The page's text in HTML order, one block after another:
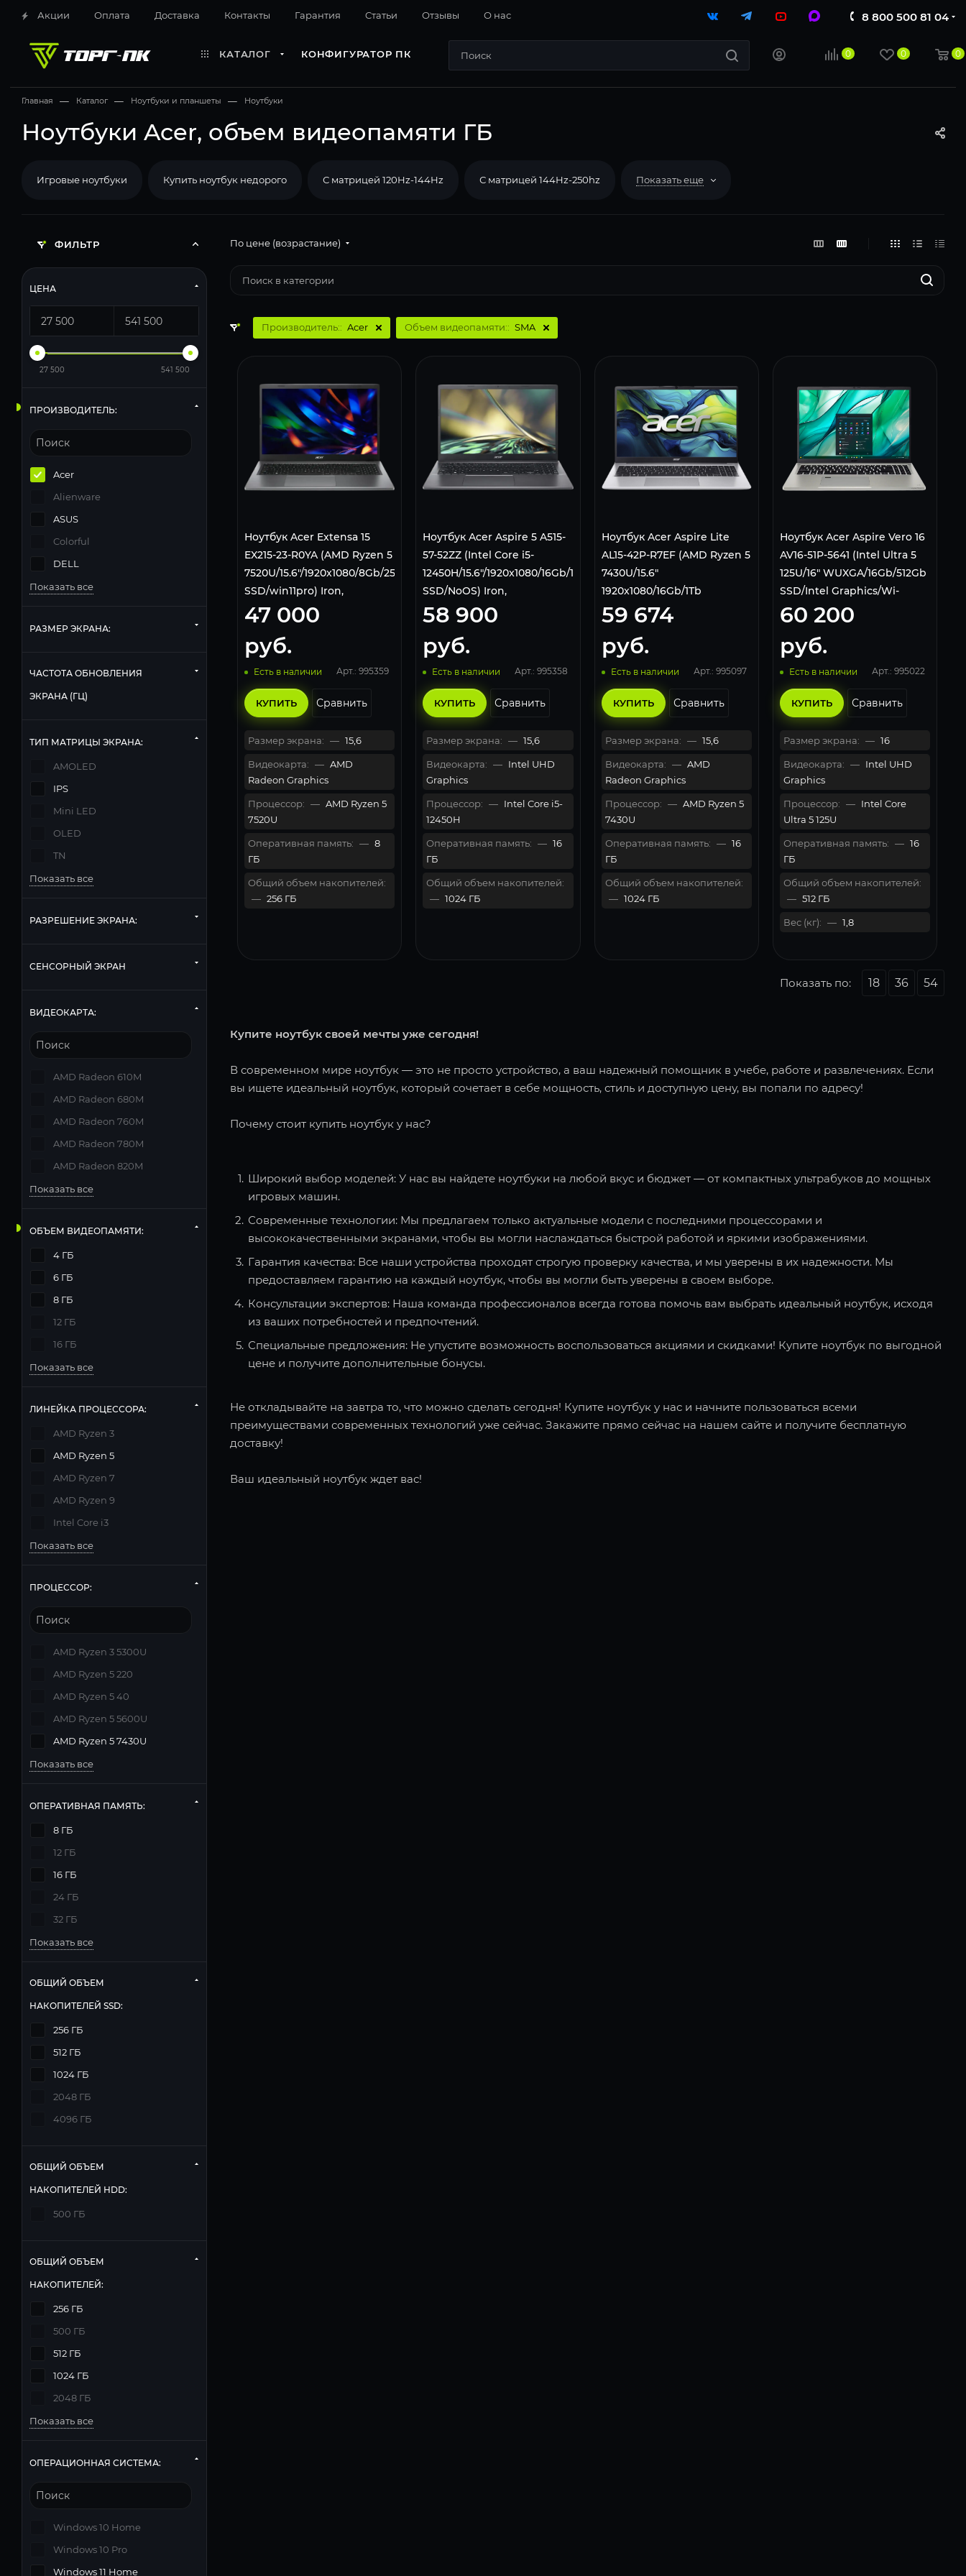
Акции Оплата Доставка Контакты Гарантия Cтатьи Отзывы О нас 8 800 500 81 04
КАТАЛОГ КОНФИГУРАТОР ПК 0 0 0
Главная — Каталог — Ноутбуки и планшеты — Ноутбуки
Ноутбуки Acer, объем видеопамяти ГБ
Игровые ноутбуки Купить ноутбук недорого С матрицей 120Hz-144Hz С матрицей 144Hz-250hz Показать еще
По цене (возрастание)
Производитель:: Acer Объем видеопамяти:: SMA
Ноутбук Acer Extensa 15
EX215-23-R0YA (AMD Ryzen 5
7520U/15.6"/1920x1080/8Gb/256Gb
SSD/win11pro) Iron,
NX.EH3CD.003
47 000
руб.
Есть в наличии Арт.: 995359
КУПИТЬ Сравнить
Размер экрана: — 15,6
Видеокарта: — AMD
Radeon Graphics
Процессор: — AMD Ryzen 5
7520U
Оперативная память: — 8
ГБ
Общий объем накопителей:
— 256 ГБ
Ноутбук Acer Aspire 5 A515-
57-52ZZ (Intel Core i5-
12450H/15.6"/1920x1080/16Gb/1Tb
SSD/NoOS) Iron,
NX.KN3CD.003
58 900
руб.
Есть в наличии Арт.: 995358
КУПИТЬ Сравнить
Размер экрана: — 15,6
Видеокарта: — Intel UHD
Graphics
Процессор: — Intel Core i5-
12450H
Оперативная память: — 16
ГБ
Общий объем накопителей:
— 1024 ГБ
Ноутбук Acer Aspire Lite
AL15-42P-R7EF (AMD Ryzen 5
7430U/15.6"
1920x1080/16Gb/1Tb
SSD/AMD Radeon
Graphics/Win 11 Pro) Silver
59 674
руб.
Есть в наличии Арт.: 995097
КУПИТЬ Сравнить
Размер экрана: — 15,6
Видеокарта: — AMD
Radeon Graphics
Процессор: — AMD Ryzen 5
7430U
Оперативная память: — 16
ГБ
Общий объем накопителей:
— 1024 ГБ
Ноутбук Acer Aspire Vero 16
AV16-51P-5641 (Intel Ultra 5
125U/16" WUXGA/16Gb/512Gb
SSD/Intel Graphics/Wi-
Fi/Bluetooth/Win 11 Home)
Gray
60 200
руб.
Есть в наличии Арт.: 995022
КУПИТЬ Сравнить
Размер экрана: — 16
Видеокарта: — Intel UHD
Graphics
Процессор: — Intel Core
Ultra 5 125U
Оперативная память: — 16
ГБ
Общий объем накопителей:
— 512 ГБ
Вес (кг): — 1,8
Показать по: 18 36 54
Купите ноутбук своей мечты уже сегодня!
В современном мире ноутбук — это не просто устройство, а ваш надежный помощник в учебе, работе и развлечениях. Если
вы ищете идеальный ноутбук, который сочетает в себе мощность, стиль и доступную цену, вы попали по адресу!
Почему стоит купить ноутбук у нас?
Широкий выбор моделей: У нас вы найдете ноутбуки на любой вкус и бюджет — от компактных ультрабуков до мощных
игровых машин.
Современные технологии: Мы предлагаем только актуальные модели с последними процессорами и
высококачественными экранами, чтобы вы могли наслаждаться быстрой работой и яркими изображениями.
Гарантия качества: Все наши устройства проходят строгую проверку качества, и мы уверены в их надежности. Мы
предоставляем гарантию на каждый ноутбук, чтобы вы могли быть уверены в своем выборе.
Консультации экспертов: Наша команда профессионалов всегда готова помочь вам выбрать идеальный ноутбук, исходя
из ваших потребностей и предпочтений.
Специальные предложения: Не упустите возможность воспользоваться акциями и скидками! Купите ноутбук по выгодной
цене и получите дополнительные бонусы.
Не откладывайте на завтра то, что можно сделать сегодня! Купите ноутбук у нас и начните пользоваться всеми
преимуществами современных технологий уже сейчас. Закажите прямо сейчас на нашем сайте и получите бесплатную
доставку!
Ваш идеальный ноутбук ждет вас!
ФИЛЬТР
ЦЕНА
27 500 541 500
ПРОИЗВОДИТЕЛЬ:
Acer
Alienware
ASUS
Colorful
DELL
Показать все
РАЗМЕР ЭКРАНА:
ЧАСТОТА ОБНОВЛЕНИЯ
ЭКРАНА (ГЦ)
ТИП МАТРИЦЫ ЭКРАНА:
AMOLED
IPS
Mini LED
OLED
TN
Показать все
РАЗРЕШЕНИЕ ЭКРАНА:
СЕНСОРНЫЙ ЭКРАН
ВИДЕОКАРТА:
AMD Radeon 610M
AMD Radeon 680M
AMD Radeon 760M
AMD Radeon 780M
AMD Radeon 820M
Показать все
ОБЪЕМ ВИДЕОПАМЯТИ:
4 ГБ
6 ГБ
8 ГБ
12 ГБ
16 ГБ
Показать все
ЛИНЕЙКА ПРОЦЕССОРА:
AMD Ryzen 3
AMD Ryzen 5
AMD Ryzen 7
AMD Ryzen 9
Intel Core i3
Показать все
ПРОЦЕССОР:
AMD Ryzen 3 5300U
AMD Ryzen 5 220
AMD Ryzen 5 40
AMD Ryzen 5 5600U
AMD Ryzen 5 7430U
Показать все
ОПЕРАТИВНАЯ ПАМЯТЬ:
8 ГБ
12 ГБ
16 ГБ
24 ГБ
32 ГБ
Показать все
ОБЩИЙ ОБЪЕМ
НАКОПИТЕЛЕЙ SSD:
256 ГБ
512 ГБ
1024 ГБ
2048 ГБ
4096 ГБ
ОБЩИЙ ОБЪЕМ
НАКОПИТЕЛЕЙ HDD:
500 ГБ
ОБЩИЙ ОБЪЕМ
НАКОПИТЕЛЕЙ:
256 ГБ
500 ГБ
512 ГБ
1024 ГБ
2048 ГБ
Показать все
ОПЕРАЦИОННАЯ СИСТЕМА:
Windows 10 Home
Windows 10 Pro
Windows 11 Home